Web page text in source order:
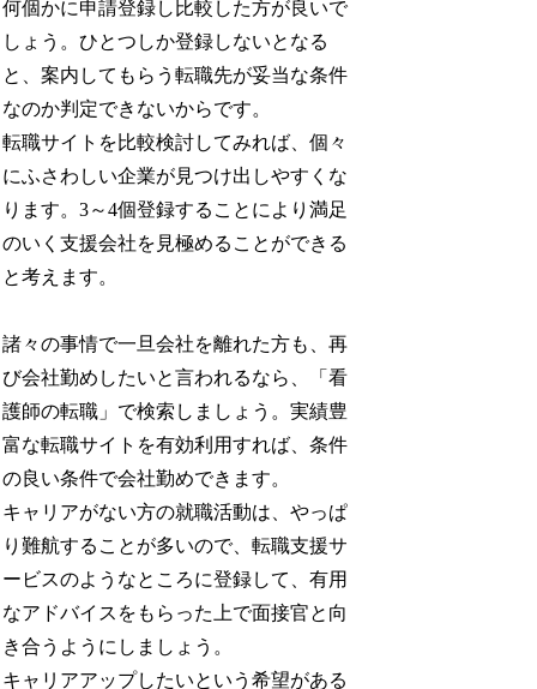
何個かに申請登録し比較した方が良いで
しょう。ひとつしか登録しないとなる
と、案内してもらう転職先が妥当な条件
なのか判定できないからです。
転職サイトを比較検討してみれば、個々
にふさわしい企業が見つけ出しやすくな
ります。3～4個登録することにより満足
のいく支援会社を見極めることができる
と考えます。
諸々の事情で一旦会社を離れた方も、再
び会社勤めしたいと言われるなら、「看
護師の転職」で検索しましょう。実績豊
富な転職サイトを有効利用すれば、条件
の良い条件で会社勤めできます。
キャリアがない方の就職活動は、やっぱ
り難航することが多いので、転職支援サ
ービスのようなところに登録して、有用
なアドバイスをもらった上で面接官と向
き合うようにしましょう。
キャリアアップしたいという希望がある